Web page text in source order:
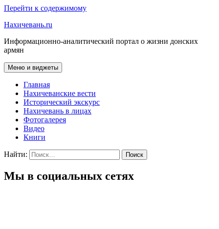
Перейти к содержимому
Нахичевань.ru
Информационно-аналитический портал о жизни донских
армян
Меню и виджеты
Главная
Нахичеванские вести
Исторический экскурс
Нахичевань в лицах
Фотогалерея
Видео
Книги
Найти:
Мы в социальных сетях